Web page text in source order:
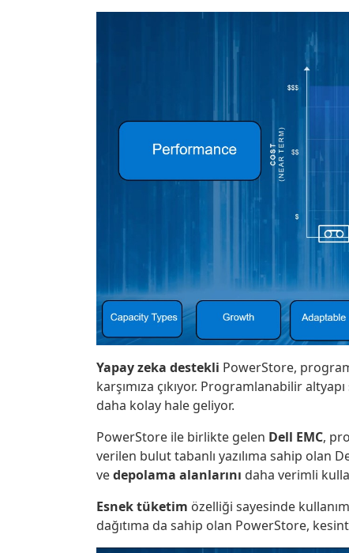
Yapay zeka destekli PowerStore,
karşımıza çıkıyor. Programlanabilir
daha kolay hale geliyor.
PowerStore ile birlikte gelen Dell EMC,
verilen bulut tabanlı yazılıma sahip olan
vedepolama alanlarını daha verimli
Esnek tüketim özelliği sayesinde
dağıtıma da sahip olan PowerStore,